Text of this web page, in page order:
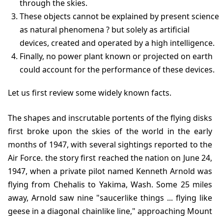
through the skies.
These objects cannot be explained by present science
as natural phenomena ? but solely as artificial
devices, created and operated by a high intelligence.
Finally, no power plant known or projected on earth
could account for the performance of these devices.
Let us first review some widely known facts.
The shapes and inscrutable portents of the flying disks
first broke upon the skies of the world in the early
months of 1947, with several sightings reported to the
Air Force. the story first reached the nation on June 24,
1947, when a private pilot named Kenneth Arnold was
flying from Chehalis to Yakima, Wash. Some 25 miles
away, Arnold saw nine "saucerlike things ... flying like
geese in a diagonal chainlike line," approaching Mount